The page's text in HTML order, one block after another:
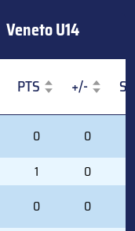
Veneto U14
PTS +/-
S
0 0
1 0
0 0